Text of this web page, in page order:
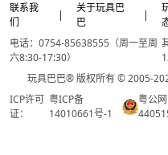
联系我
们
|
关于玩具巴
巴
|
电话：0754-85638555（周一至周
六8:30-17:30）
玩具巴巴® 版权所有 © 2005-
ICP许可
证：
粤ICP备
14010661号-1
粤公